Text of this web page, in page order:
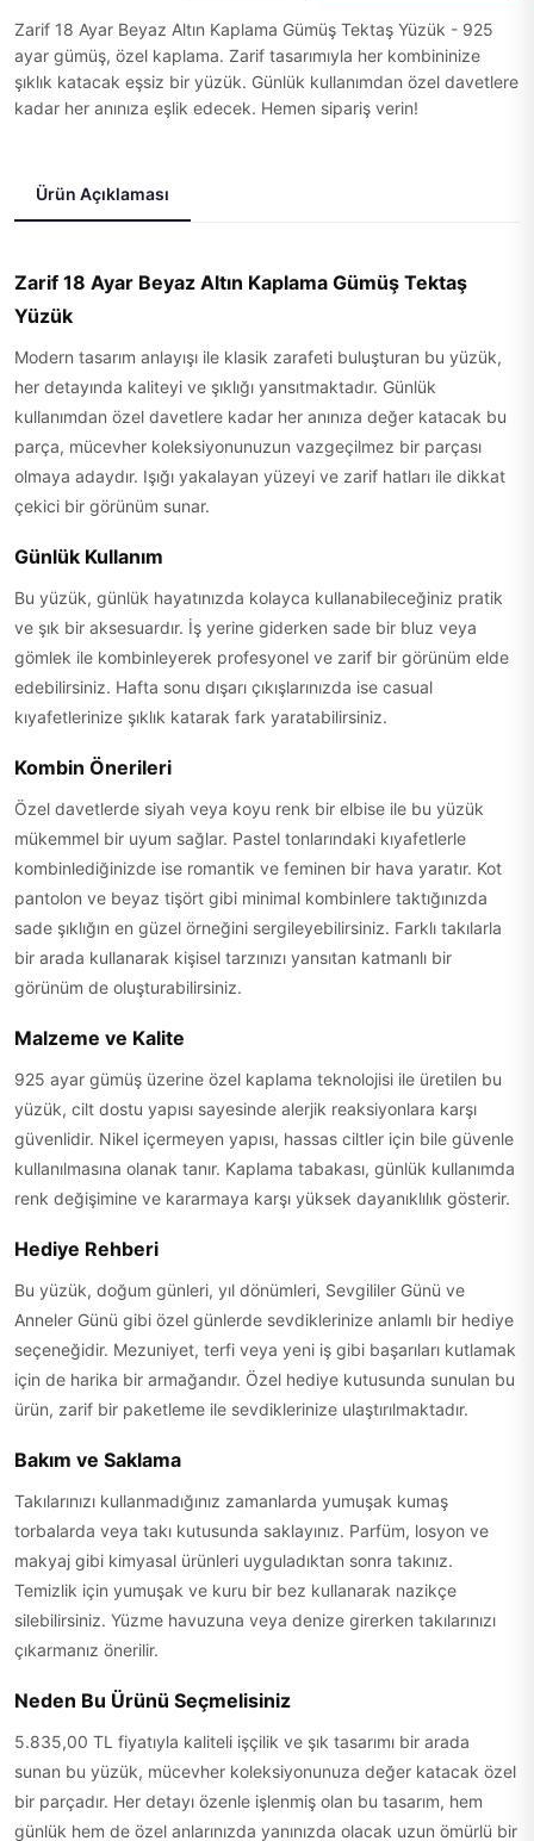
Zarif 18 Ayar Beyaz Altın Kaplama Gümüş Tektaş Yüzük - 925
ayar gümüş, özel kaplama. Zarif tasarımıyla her kombininize
şıklık katacak eşsiz bir yüzük. Günlük kullanımdan özel davetlere
kadar her anınıza eşlik edecek. Hemen sipariş verin!
Ürün Açıklaması
Zarif 18 Ayar Beyaz Altın Kaplama Gümüş Tektaş
Yüzük
Modern tasarım anlayışı ile klasik zarafeti buluşturan bu yüzük,
her detayında kaliteyi ve şıklığı yansıtmaktadır. Günlük
kullanımdan özel davetlere kadar her anınıza değer katacak bu
parça, mücevher koleksiyonunuzun vazgeçilmez bir parçası
olmaya adaydır. Işığı yakalayan yüzeyi ve zarif hatları ile dikkat
çekici bir görünüm sunar.
Günlük Kullanım
Bu yüzük, günlük hayatınızda kolayca kullanabileceğiniz pratik
ve şık bir aksesuardır. İş yerine giderken sade bir bluz veya
gömlek ile kombinleyerek profesyonel ve zarif bir görünüm elde
edebilirsiniz. Hafta sonu dışarı çıkışlarınızda ise casual
kıyafetlerinize şıklık katarak fark yaratabilirsiniz.
Kombin Önerileri
Özel davetlerde siyah veya koyu renk bir elbise ile bu yüzük
mükemmel bir uyum sağlar. Pastel tonlarındaki kıyafetlerle
kombinlediğinizde ise romantik ve feminen bir hava yaratır. Kot
pantolon ve beyaz tişört gibi minimal kombinlere taktığınızda
sade şıklığın en güzel örneğini sergileyebilirsiniz. Farklı takılarla
bir arada kullanarak kişisel tarzınızı yansıtan katmanlı bir
görünüm de oluşturabilirsiniz.
Malzeme ve Kalite
925 ayar gümüş üzerine özel kaplama teknolojisi ile üretilen bu
yüzük, cilt dostu yapısı sayesinde alerjik reaksiyonlara karşı
güvenlidir. Nikel içermeyen yapısı, hassas ciltler için bile güvenle
kullanılmasına olanak tanır. Kaplama tabakası, günlük kullanımda
renk değişimine ve kararmaya karşı yüksek dayanıklılık gösterir.
Hediye Rehberi
Bu yüzük, doğum günleri, yıl dönümleri, Sevgililer Günü ve
Anneler Günü gibi özel günlerde sevdiklerinize anlamlı bir hediye
seçeneğidir. Mezuniyet, terfi veya yeni iş gibi başarıları kutlamak
için de harika bir armağandır. Özel hediye kutusunda sunulan bu
ürün, zarif bir paketleme ile sevdiklerinize ulaştırılmaktadır.
Bakım ve Saklama
Takılarınızı kullanmadığınız zamanlarda yumuşak kumaş
torbalarda veya takı kutusunda saklayınız. Parfüm, losyon ve
makyaj gibi kimyasal ürünleri uyguladıktan sonra takınız.
Temizlik için yumuşak ve kuru bir bez kullanarak nazikçe
silebilirsiniz. Yüzme havuzuna veya denize girerken takılarınızı
çıkarmanız önerilir.
Neden Bu Ürünü Seçmelisiniz
5.835,00 TL fiyatıyla kaliteli işçilik ve şık tasarımı bir arada
sunan bu yüzük, mücevher koleksiyonunuza değer katacak özel
bir parçadır. Her detayı özenle işlenmiş olan bu tasarım, hem
günlük hem de özel anlarınızda yanınızda olacak uzun ömürlü bir